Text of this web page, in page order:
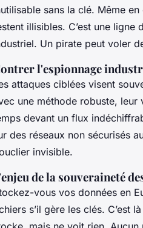
sans la clé. Même
illisibles. C’est une
Un pirate peut voler
l'espionnage
attaques ciblées visent
une méthode robuste, leur
devant un flux
des réseaux non sécurisés
invisible.
de la souveraineté
vous vos données en
s’il gère les clés. C’est